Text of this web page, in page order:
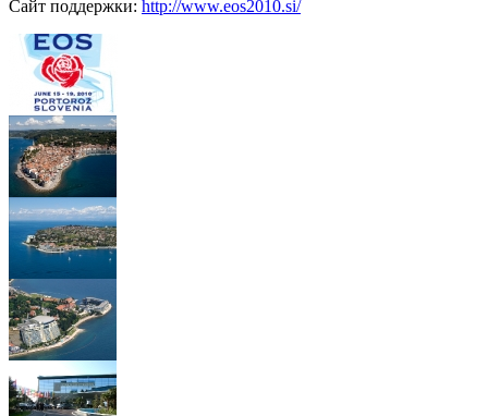
Сайт поддержки: http://www.eos2010.si/